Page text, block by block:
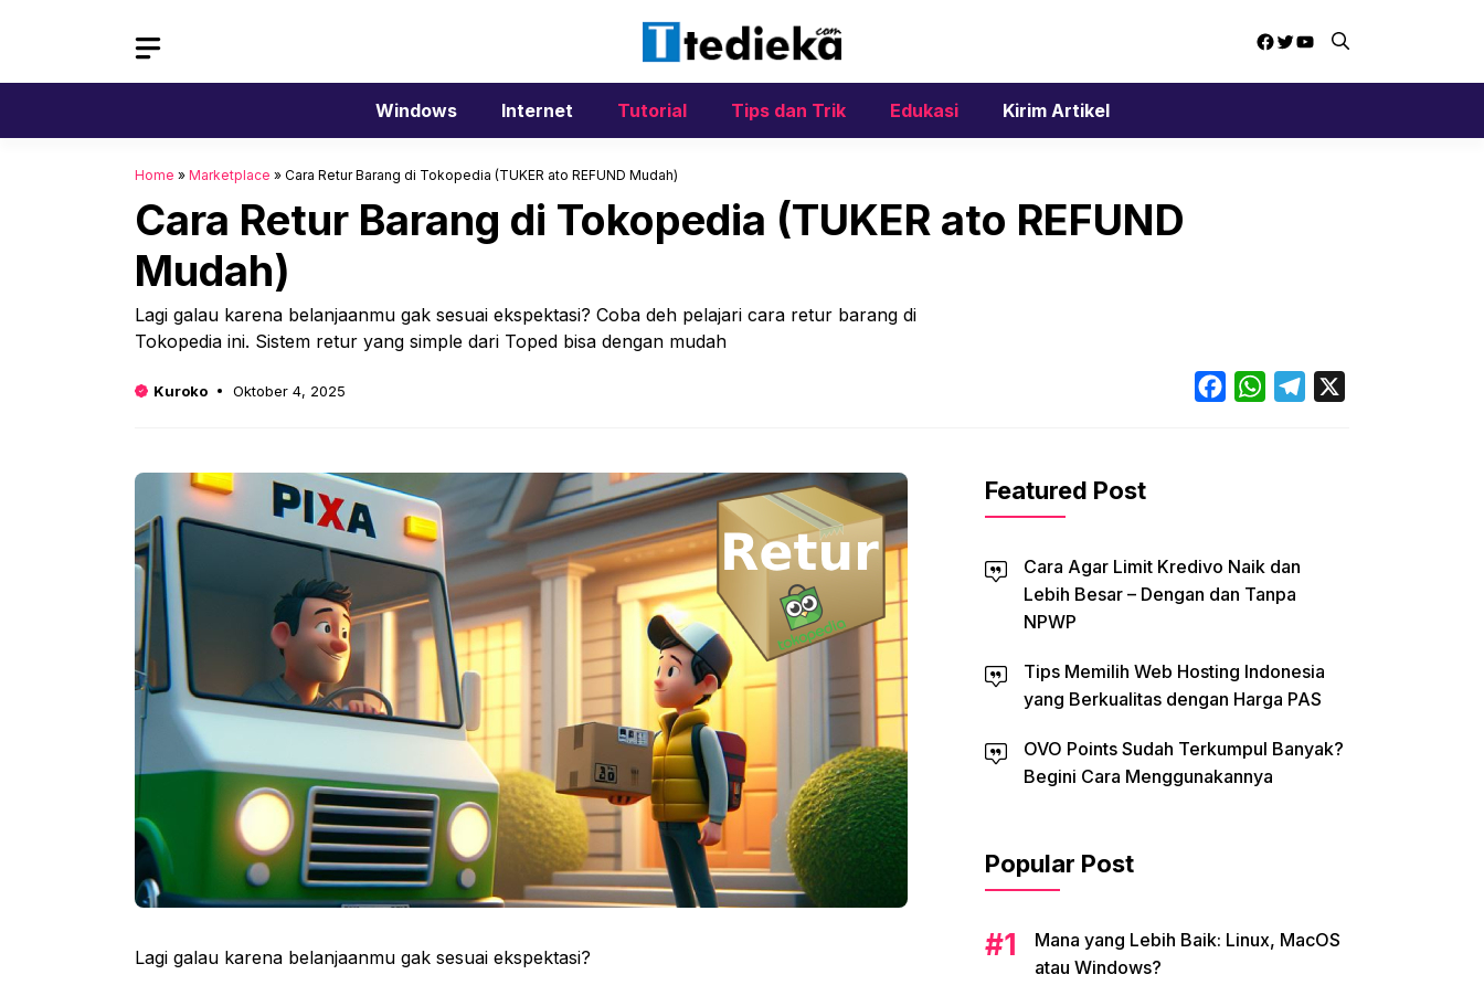
Facebook
Twitter
YouTube
Windows Internet Tutorial Tips dan Trik Edukasi Kirim Artikel
Home » Marketplace » Cara Retur Barang di Tokopedia (TUKER ato REFUND Mudah)
Cara Retur Barang di Tokopedia (TUKER ato REFUND
Mudah)
Lagi galau karena belanjaanmu gak sesuai ekspektasi? Coba deh pelajari cara retur barang di
Tokopedia ini. Sistem retur yang simple dari Toped bisa dengan mudah
Kuroko Oktober 4, 2025 FacebookWhatsAppTelegram
Lagi galau karena belanjaanmu gak sesuai ekspektasi?
Featured Post
Cara Agar Limit Kredivo Naik dan
Lebih Besar – Dengan dan Tanpa
NPWP
Tips Memilih Web Hosting Indonesia
yang Berkualitas dengan Harga PAS
OVO Points Sudah Terkumpul Banyak?
Begini Cara Menggunakannya
Popular Post
Mana yang Lebih Baik: Linux, MacOS
atau Windows?